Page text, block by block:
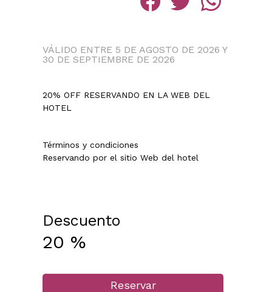
VÁLIDO ENTRE 5 DE AGOSTO DE 2026 Y
30 DE SEPTIEMBRE DE 2026
20% OFF RESERVANDO EN LA WEB DEL
HOTEL
Términos y condiciones
Reservando por el sitio Web del hotel
Descuento
20 %
Reservar